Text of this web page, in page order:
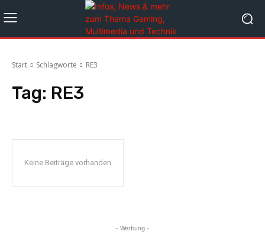
Start Schlagworte RE3
Tag: RE3
Keine Beiträge vorhanden
- Werbung -